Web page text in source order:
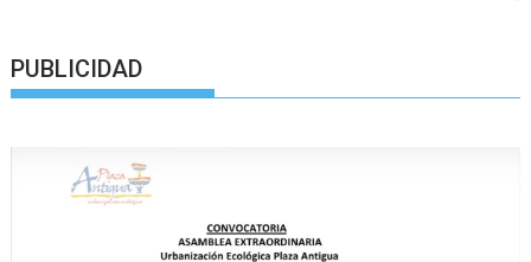
PUBLICIDAD